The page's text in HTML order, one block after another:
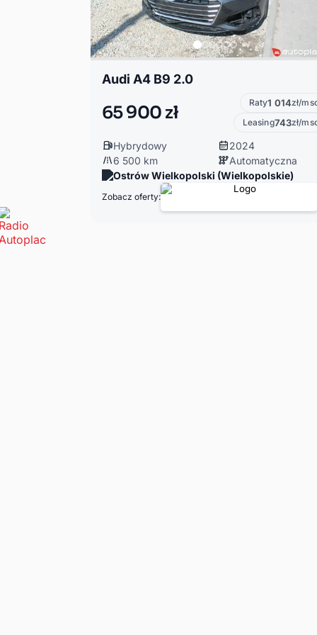
Audi A4 B9 2.0
65 900 zł Raty1 014zł/
Leasing743zł/
Hybrydowy
2024
6 500 km
Automatyczna
Ostrów Wielkopolski (Wielkopolskie)
Zobacz oferty: